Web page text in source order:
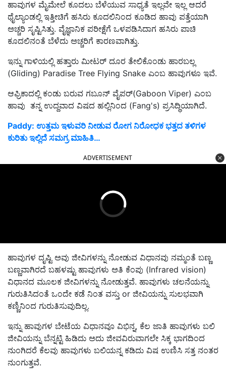
ಹಾವುಗಳ ಮೈಮೇಲೆ ಕೂದಲು ಬೆಳೆಯುವ ಸಾಧ್ಯತೆ ಇಲ್ಲವೇ ಇಲ್ಲ ಆದರೆ
ಥೈಲ್ಯಾಂಡಲ್ಲಿ ಇತ್ತೀಚಿಗೆ ಹಸಿರು ಕೂದಲಿನಿಂದ ಕೂಡಿದ ಹಾವು ಪತ್ತೆಯಾಗಿ
ಅಚ್ಚರಿ ಸೃಷ್ಟಿಸಿತ್ತು. ವೈಜ್ಞಾನಿಕ ಪರೀಕ್ಷೆಗೆ ಒಳಪಡಿಸಿದಾಗ ಹಸಿರು ಪಾಚಿ
ಕೂದಲಿನಂತೆ ಬೆಳೆದು ಅಚ್ಚರಿಗೆ ಕಾರಣವಾಗಿತ್ತು.
ಇನ್ನು ಗಾಳಿಯಲ್ಲಿ ಹತ್ತಾರು ಮೀಟರ್ ದೂರ ತೇಲಿಕೊಂಡು ಹಾರಬಲ್ಲ
(Gliding) Paradise Tree Flying Snake ಎಂಬ ಹಾವುಗಳೂ ಇವೆ.
ಆಫ್ರಿಕಾದಲ್ಲಿ ಕಂಡು ಬರುವ ಗಬೂನ್ ವೈಪರ್(Gaboon Viper) ಎಂಬ
ಹಾವು ತನ್ನ ಉದ್ದವಾದ ವಿಷದ ಹಲ್ಲಿನಿಂದ (Fang's) ಪ್ರಸಿದ್ಧಿಯಾಗಿದೆ.
Paddy: ಉತ್ತಮ ಇಳುವರಿ ನೀಡುವ ರೋಗ ನಿರೋಧಕ ಭತ್ತದ ತಳಿಗಳ
ಕುರಿತು ಇಲ್ಲಿದೆ ಸಮಗ್ರ ಮಾಹಿತಿ…
ADVERTISEMENT
ಹಾವುಗಳ ದೃಷ್ಟಿ ಅವು ಜೀವಿಗಳನ್ನು ನೋಡುವ ವಿಧಾನವು ನಮ್ಮಂತೆ ಬಣ್ಣ
ಬಣ್ಣವಾಗಿರದೆ ಬಹಳಷ್ಟು ಹಾವುಗಳು ಅತಿ ಕೆಂಪು (Infrared vision)
ವಿಧಾನದ ಮೂಲಕ ಜೀವಿಗಳನ್ನು ನೋಡುತ್ತವೆ. ಹಾವುಗಳು ಚಲನೆಯನ್ನು
ಗುರುತಿಸಿದಂತೆ ಒಂದೇ ಕಡೆ ನಿಂತ ವಸ್ತು or ಜೀವಿಯನ್ನು ಸುಲಭವಾಗಿ
ಕಣ್ಣಿನಿಂದ ಗುರುತಿಸುವುದಿಲ್ಲ.
ಇನ್ನು ಹಾವುಗಳ ಬೇಟೆಯ ವಿಧಾನವೂ ವಿಭಿನ್ನ, ಕೆಲ ಜಾತಿ ಹಾವುಗಳು ಬಲಿ
ಜೀವಿಯನ್ನು ಬೆನ್ನಟ್ಟಿ ಹಿಡಿದು ಅದು ಜೀವವಿರುವಾಗಲೇ ಸಿಕ್ಕ ಭಾಗದಿಂದ
ನುಂಗಿದರೆ ಕೆಲವು ಹಾವುಗಳು ಬಲಿಯನ್ನ ಕಡಿದು ವಿಷ ಉಣಿಸಿ ಸತ್ತ ನಂತರ
ನುಂಗುತ್ತವೆ.